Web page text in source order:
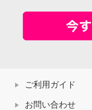
ご利用ガイド
お問い合わせ